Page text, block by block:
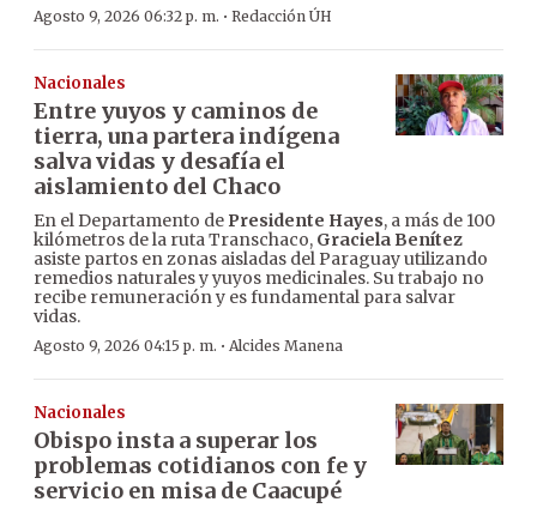
Agosto 9, 2026 06:32 p. m. · Redacción ÚH
Nacionales
Entre yuyos y caminos de
tierra, una partera indígena
salva vidas y desafía el
aislamiento del Chaco
En el Departamento de Presidente Hayes, a más de 100
kilómetros de la ruta Transchaco, Graciela Benítez
asiste partos en zonas aisladas del Paraguay utilizando
remedios naturales y yuyos medicinales. Su trabajo no
recibe remuneración y es fundamental para salvar
vidas.
Agosto 9, 2026 04:15 p. m. · Alcides Manena
Nacionales
Obispo insta a superar los
problemas cotidianos con fe y
servicio en misa de Caacupé